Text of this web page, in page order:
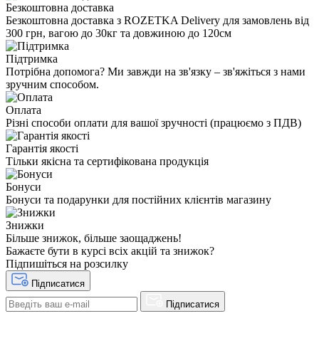
Безкоштовна доставка
Безкоштовна доставка з ROZETKA Delivery для замовлень від
300 грн, вагою до 30кг та довжиною до 120см
Підтримка
Потрібна допомога? Ми завжди на зв'язку – зв'яжіться з нами
зручним способом.
Оплата
Різні способи оплати для вашої зручності (працюємо з ПДВ)
Гарантія якості
Тільки якісна та сертифікована продукція
Бонуси
Бонуси та подарунки для постійних клієнтів магазину
Знижки
Більше знижок, більше заощаджень!
Бажаєте бути в курсі всіх акцій та знижок?
Підпишіться на розсилку
Підписатися
Підписатися